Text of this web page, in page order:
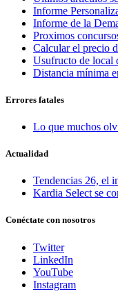
Informe
Informe de la
Proximos
Calcular el precio
Usufructo de local
Distancia mínima
Errores fatales
Lo que muchos
Actualidad
Tendencias 26, el
Kardia Select se
Conéctate con nosotros
Twitter
LinkedIn
YouTube
Instagram